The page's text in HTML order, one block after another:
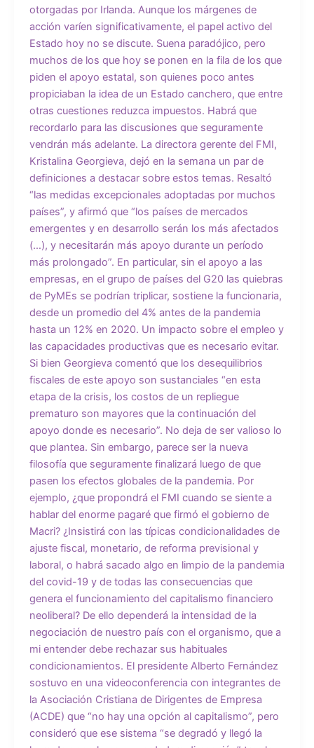
otorgadas por Irlanda. Aunque los márgenes de
acción varíen significativamente, el papel activo del
Estado hoy no se discute. Suena paradójico, pero
muchos de los que hoy se ponen en la fila de los que
piden el apoyo estatal, son quienes poco antes
propiciaban la idea de un Estado canchero, que entre
otras cuestiones reduzca impuestos. Habrá que
recordarlo para las discusiones que seguramente
vendrán más adelante. La directora gerente del FMI,
Kristalina Georgieva, dejó en la semana un par de
definiciones a destacar sobre estos temas. Resaltó
“las medidas excepcionales adoptadas por muchos
países”, y afirmó que “los países de mercados
emergentes y en desarrollo serán los más afectados
(…), y necesitarán más apoyo durante un período
más prolongado”. En particular, sin el apoyo a las
empresas, en el grupo de países del G20 las quiebras
de PyMEs se podrían triplicar, sostiene la funcionaria,
desde un promedio del 4% antes de la pandemia
hasta un 12% en 2020. Un impacto sobre el empleo y
las capacidades productivas que es necesario evitar.
Si bien Georgieva comentó que los desequilibrios
fiscales de este apoyo son sustanciales “en esta
etapa de la crisis, los costos de un repliegue
prematuro son mayores que la continuación del
apoyo donde es necesario”. No deja de ser valioso lo
que plantea. Sin embargo, parece ser la nueva
filosofía que seguramente finalizará luego de que
pasen los efectos globales de la pandemia. Por
ejemplo, ¿que propondrá el FMI cuando se siente a
hablar del enorme pagaré que firmó el gobierno de
Macri? ¿Insistirá con las típicas condicionalidades de
ajuste fiscal, monetario, de reforma previsional y
laboral, o habrá sacado algo en limpio de la pandemia
del covid-19 y de todas las consecuencias que
genera el funcionamiento del capitalismo financiero
neoliberal? De ello dependerá la intensidad de la
negociación de nuestro país con el organismo, que a
mi entender debe rechazar sus habituales
condicionamientos. El presidente Alberto Fernández
sostuvo en una videoconferencia con integrantes de
la Asociación Cristiana de Dirigentes de Empresa
(ACDE) que “no hay una opción al capitalismo”, pero
consideró que ese sistema “se degradó y llegó la